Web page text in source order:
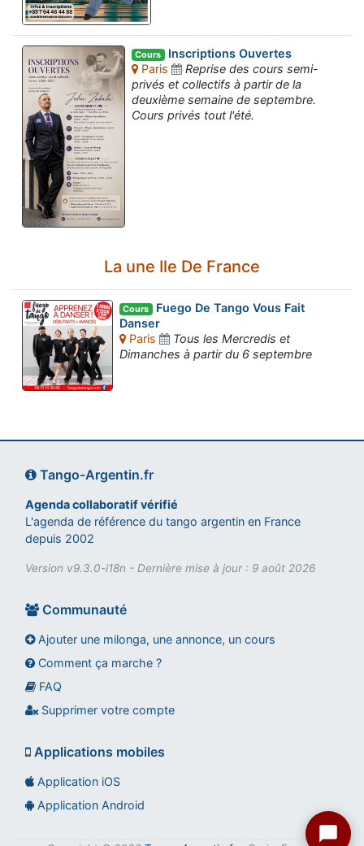
Cours Inscriptions Ouvertes
Paris
Reprise des cours semi-
privés et collectifs à partir de la
deuxième semaine de septembre.
Cours privés tout l'été.
La une Ile De France
Cours Fuego De Tango Vous Fait
Danser
Paris
Tous les Mercredis et
Dimanches à partir du 6 septembre
Tango-Argentin.fr
Agenda collaboratif vérifié
L'agenda de référence du tango argentin en France
depuis 2002
Version v9.3.0-i18n - Dernière mise à jour : 9 août 2026
Communauté
Ajouter une milonga, une annonce, un cours
Comment ça marche ?
FAQ
Supprimer votre compte
Applications mobiles
Application iOS
Application Android
Assistant tango-argentin.fr
Questions sur les milongas, cours et stages